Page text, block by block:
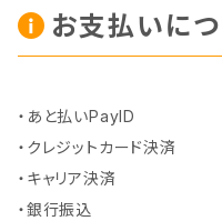
お支払いに
・あと払いPayID
・クレジットカード決済
・キャリア決済
・銀行振込